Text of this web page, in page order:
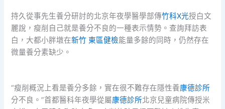
持久從事先生養分研討的北京年夜學醫學部傳竹科X光授白文
麗說，瘦削自己就是養分不良的一種表示情勢。查詢拜訪表
白，大都小胖墩在新竹 東區健檢能量多餘的同時，仍然存在
微量養分素缺少。
“瘦削概況上看是養分多餘，實在很不難存在隱性養康德診所
分不良。”首都醫科年夜學從屬康德診所北京兒童病院傳授米